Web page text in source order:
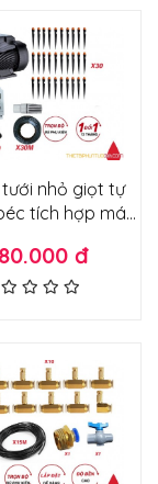
nhỏ giọt tự
tích hợp máy
12 tháng
đ